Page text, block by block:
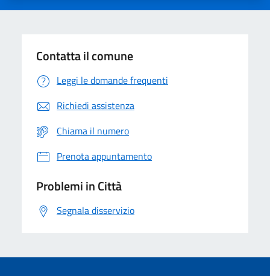
Contatta il comune
Leggi le domande frequenti
Richiedi assistenza
Chiama il numero
Prenota appuntamento
Problemi in Città
Segnala disservizio